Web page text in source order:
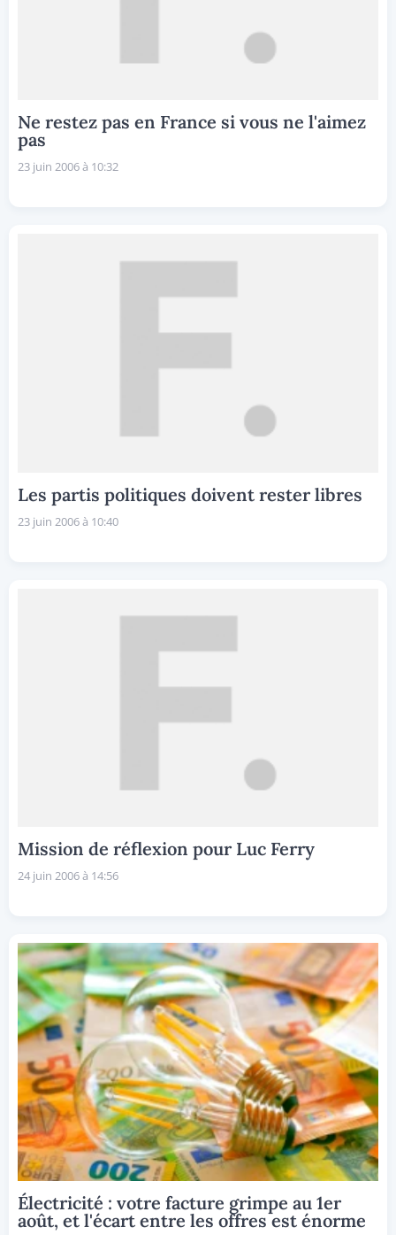
Ne restez pas en France si vous ne l'aimez
pas
23 juin 2006 à 10:32
Les partis politiques doivent rester libres
23 juin 2006 à 10:40
Mission de réflexion pour Luc Ferry
24 juin 2006 à 14:56
Électricité : votre facture grimpe au 1er
août, et l'écart entre les offres est énorme